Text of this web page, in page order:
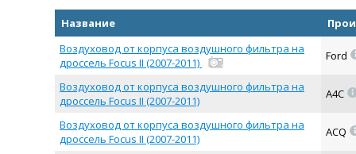
Название
Воздуховод от корпуса воздушного фильтра на
дроссель Focus II (2007-2011)
Ford
Воздуховод от корпуса воздушного фильтра на
дроссель Focus II (2007-2011)
A4C
Воздуховод от корпуса воздушного фильтра на
дроссель Focus II (2007-2011)
ACQ